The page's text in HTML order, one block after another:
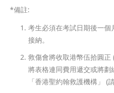
*備註:
考生必須在考試日期後一
接納。
救傷會將收取港幣伍拾圓正
將表格連同費用遞交或將
「香港聖約翰救護機構」 (